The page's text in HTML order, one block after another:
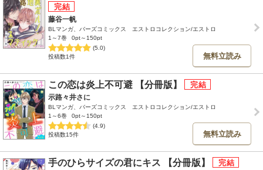
藤谷一帆
BLマンガ、バーズコミックス エストロコレクション/エストロ
1～7巻
0pt～150pt
(5.0)
投稿数1件
無料立読み
この恋は炎上不可避 【分冊版】
示路々井さに
BLマンガ、バーズコミックス エストロコレクション/エストロ
1～6巻
0pt～150pt
(4.9)
投稿数15件
無料立読み
手のひらサイズの君にキス 【分冊版】